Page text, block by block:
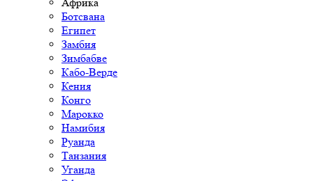
Ботсвана
Египет
Замбия
Зимбабве
Кабо-Верде
Кения
Конго
Марокко
Намибия
Руанда
Танзания
Уганда